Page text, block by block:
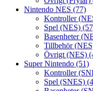
Nintendo NES (77)
Kontroller
Spel (NES)
Basenheter
Tillbehör
Övrigt (NES)
Super Nintendo (51)
Kontroller
Spel (SNES)